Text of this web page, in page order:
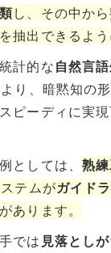
し、その中か
抽出できるよう
計的な自然言
り、暗黙知の
ピーディに実
としては、 熟
テムがガイド
あります。
では 見落とし